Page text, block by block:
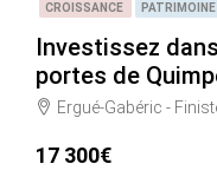
CROISSANCE PATRIMOINE
Investissez
portes de
Ergué-Gabéric -
17 300€